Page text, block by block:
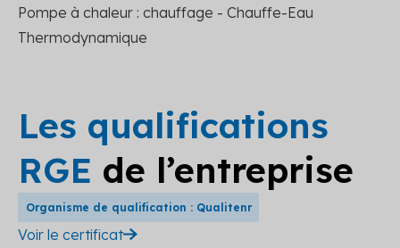
Pompe à chaleur : chauffage - Chauffe-Eau
Thermodynamique
Les qualifications
RGE de l’entreprise
Organisme de qualification : Qualitenr
Voir le certificat